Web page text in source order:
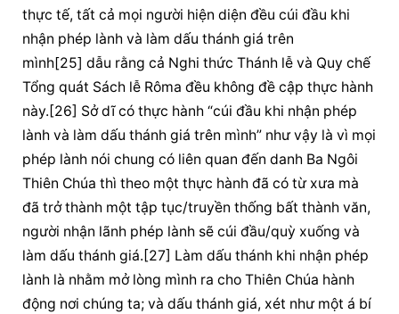
thực tế, tất cả mọi người hiện diện đều cúi đầu khi
nhận phép lành và làm dấu thánh giá trên
mình[25] dẫu rằng cả Nghi thức Thánh lễ và Quy chế
Tổng quát Sách lễ Rôma đều không đề cập thực hành
này.[26] Sở dĩ có thực hành “cúi đầu khi nhận phép
lành và làm dấu thánh giá trên mình” như vậy là vì mọi
Thiên Chúa thì theo một thực hành đã có từ xưa mà
đã trở thành một tập tục/truyền thống bất thành văn,
người nhận lãnh phép lành sẽ cúi đầu/quỳ xuống và
làm dấu thánh giá.[27] Làm dấu thánh khi nhận phép
lành là nhằm mở lòng mình ra cho Thiên Chúa hành
động nơi chúng ta; và dấu thánh giá, xét như một á bí